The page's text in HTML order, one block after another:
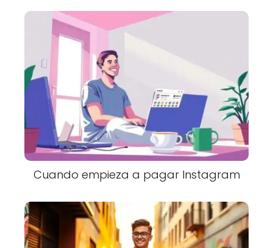
Cuando empieza a pagar Instagram